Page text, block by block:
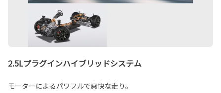
2.5Lプラグインハイブリッドシステム
モーターによるパワフルで爽快な走り。